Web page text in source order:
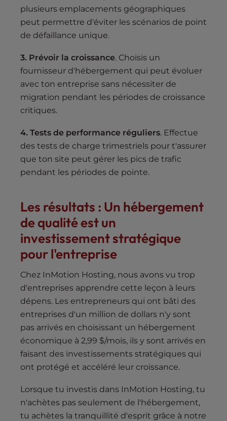
plusieurs emplacements géographiques
peut permettre d'éviter les scénarios de point
de défaillance unique.
3. Prévoir la croissance. Choisis un
fournisseur d'hébergement qui peut évoluer
avec ton entreprise sans nécessiter de
migration pendant les périodes de croissance
critiques.
4. Tests de performance réguliers. Effectue
des tests de charge trimestriels pour t'assurer
que ton site peut gérer les pics de trafic
pendant les périodes de pointe.
Les résultats : Un hébergement
de qualité est un
investissement stratégique
pour l'entreprise
Chez InMotion Hosting, nous avons vu trop
d'entreprises apprendre cette leçon à leurs
dépens. Les entrepreneurs qui ont bâti des
entreprises d'un million de dollars n'y sont
pas arrivés en choisissant un hébergement
économique à 2,99 $/mois, ils y sont arrivés en
faisant des investissements stratégiques qui
ont protégé et accéléré leur croissance.
Lorsque tu investis dans InMotion Hosting, tu
n'achètes pas seulement de l'hébergement,
tu achètes la tranquillité d'esprit grâce à notre